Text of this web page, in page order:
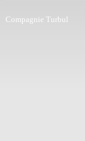
Compagnie Turbul